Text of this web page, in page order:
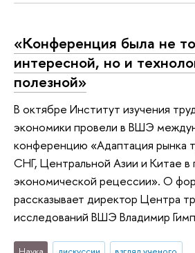
«Конференция была не
интересной, но и
полезной»
В октябре Институт изучения
экономики провели в ВШЭ
конференцию «Адаптация рынка
СНГ, Центральной Азии и Китае в
экономической рецессии». О
рассказывает директор Центра
исследований ВШЭ Владимир